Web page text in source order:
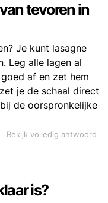
tevoren in
Je kunt lasagne
Leg alle lagen al
af en zet hem
je de schaal direct
de oorspronkelijke
Bekijk volledig antwoord
is?